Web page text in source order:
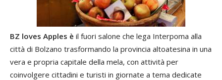
BZ loves Apples è il fuori salone che lega Interpoma alla
città di Bolzano trasformando la provincia altoatesina in una
vera e propria capitale della mela, con attività per
coinvolgere cittadini e turisti in giornate a tema dedicate